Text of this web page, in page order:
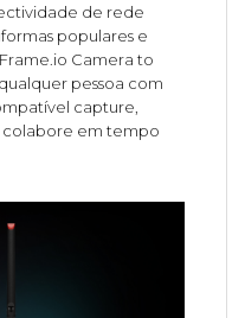
de rede
populares e
Camera to
pessoa com
capture,
colabore em tempo